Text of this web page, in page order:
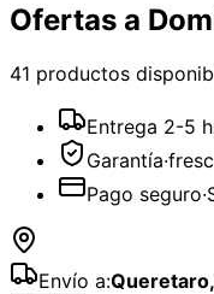
Ofertas a
41 productos
Entrega 2-5
Garantía·
Pago seguro·
Envío a:Queretaro,